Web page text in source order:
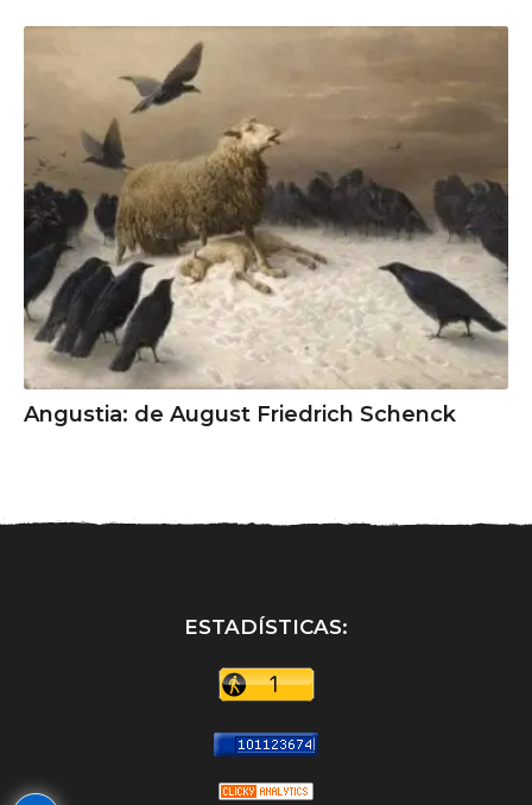
Angustia: de August Friedrich Schenck
ESTADÍSTICAS: